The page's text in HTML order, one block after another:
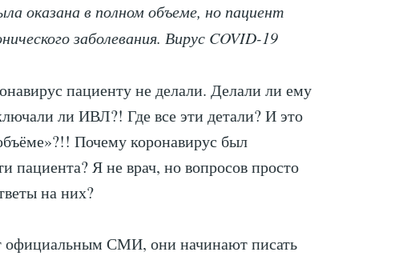
оказана в полном объеме, но пациент
заболевания. Вирус COVID-19
пациенту не делали. Делали ли ему
ли ИВЛ?! Где все эти детали? И это
Почему коронавирус был
пациента? Я не врач, но вопросов просто
на них?
официальным СМИ, они начинают писать